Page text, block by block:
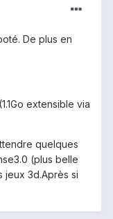
De plus en
extensible via
quelques
(plus belle
jeux 3d.Après si